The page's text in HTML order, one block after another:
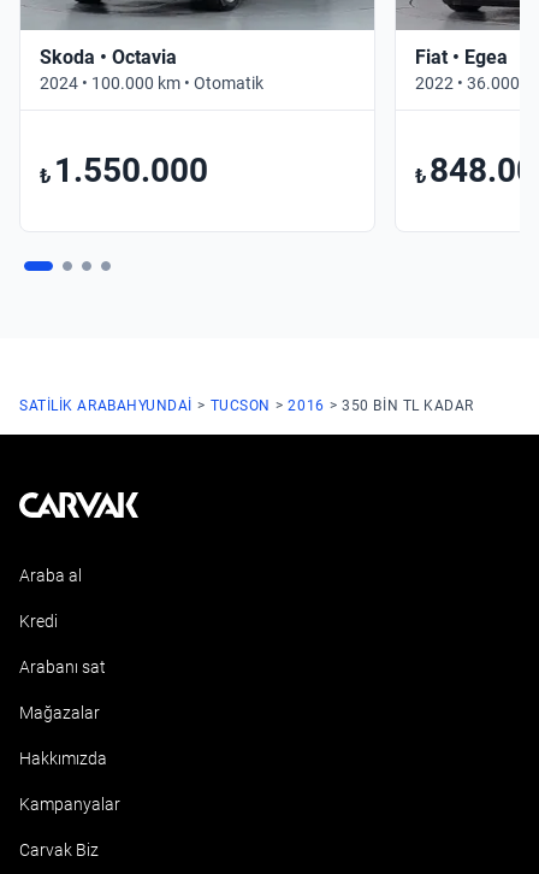
Skoda • Octavia
2024 • 100.000 km • Otomatik
₺ 1.550.000
Fiat • Egea
2022 • 36.000
₺
SATILIK ARABAHYUNDAI TUCSON 2016 350 BIN TL KADAR
Kavak
Araba al
Kredi
Arabanı sat
Mağazalar
Hakkımızda
Kampanyalar
Carvak Biz